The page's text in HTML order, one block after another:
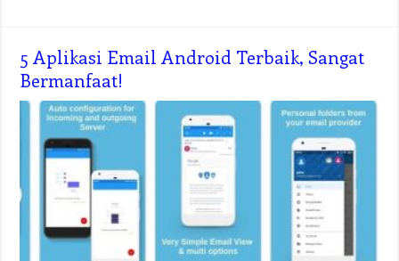
5 Aplikasi Email Android Terbaik, Sangat
Bermanfaat!